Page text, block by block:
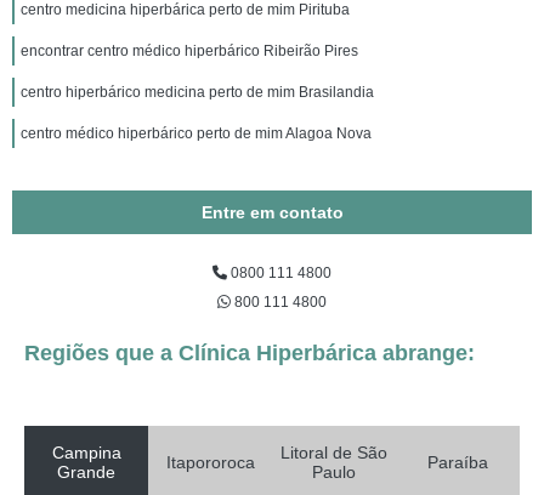
centro medicina hiperbárica perto de mim Pirituba
encontrar centro médico hiperbárico Ribeirão Pires
centro hiperbárico medicina perto de mim Brasilandia
centro médico hiperbárico perto de mim Alagoa Nova
Entre em contato
0800 111 4800
800 111 4800
Regiões que a Clínica Hiperbárica abrange:
Campina
Grande
Itapororoca
Litoral de São
Paulo
Paraíba